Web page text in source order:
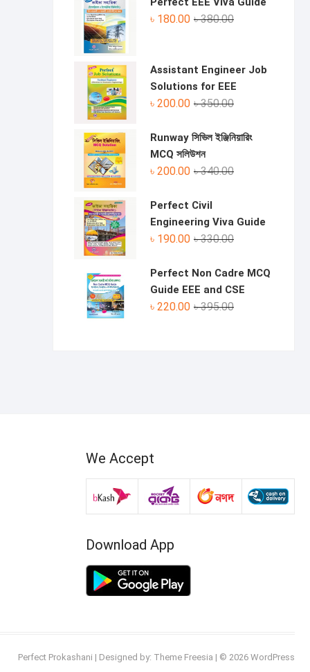
৳380.00Original
৳ 380.00.
৳ 180.00
Current
৳ 180.00.
Assistant Engineer Job
Solutions for EEE
৳350.00Original
was:
৳ 200.00
Current
is:
Runway সিভিল ইঞ্জিনিয়ারিং
MCQ সলিউশন
৳340.00Original
৳ 340.00.
৳ 200.00
Current
৳ 200.00.
Perfect Civil
Engineering Viva Guide
৳330.00Original
was:
৳ 330.00.
৳ 190.00
Current
is:
৳ 190.00.
Perfect Non Cadre MCQ
Guide EEE and CSE
৳395.00Original
৳ 220.00
Current
We Accept
Download App
Perfect Prokashani | Designed by: Theme Freesia | © 2026 WordPress